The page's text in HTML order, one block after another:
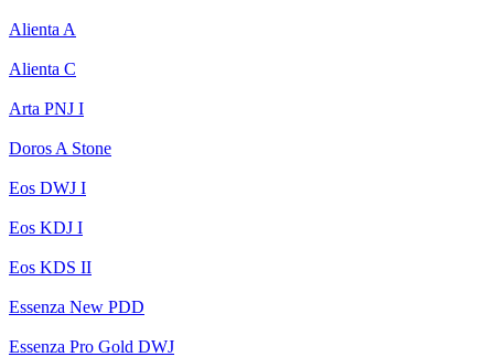
Alienta A
Alienta C
Arta PNJ I
Doros A Stone
Eos DWJ I
Eos KDJ I
Eos KDS II
Essenza New PDD
Essenza Pro Gold DWJ